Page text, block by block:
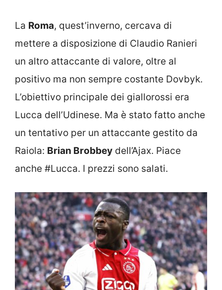
La Roma, quest’inverno, cercava di
mettere a disposizione di Claudio Ranieri
un altro attaccante di valore, oltre al
positivo ma non sempre costante Dovbyk.
L’obiettivo principale dei giallorossi era
Lucca dell’Udinese. Ma è stato fatto anche
un tentativo per un attaccante gestito da
Raiola: Brian Brobbey dell’Ajax. Piace
anche #Lucca. I prezzi sono salati.